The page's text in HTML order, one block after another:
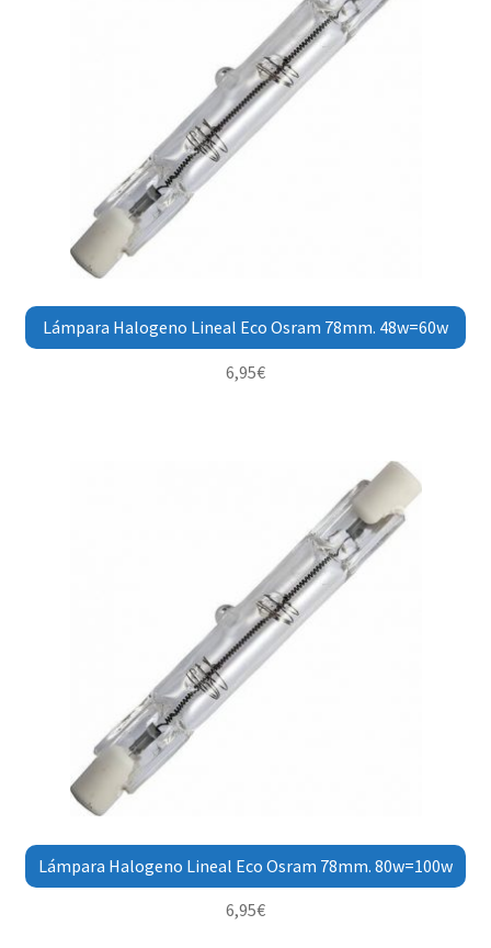
Lámpara Halogeno Lineal Eco Osram 78mm. 48w=60w
6,95€
Lámpara Halogeno Lineal Eco Osram 78mm. 80w=100w
6,95€